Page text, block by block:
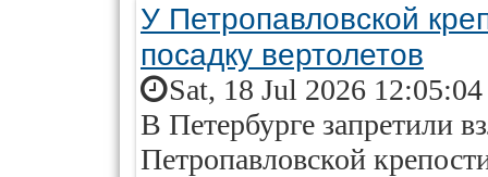
У Петропавловской
посадку вертолетов
Sat, 18 Jul 2026
В Петербурге запретили
Петропавловской